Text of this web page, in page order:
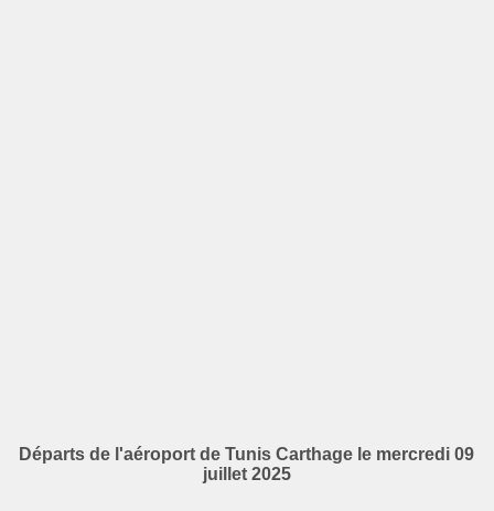
Départs de l'aéroport de Tunis Carthage le mercredi 09
juillet 2025